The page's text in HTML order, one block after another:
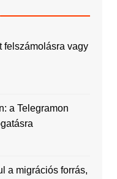
felszámolásra vagy
a Telegramon
a migrációs forrás,